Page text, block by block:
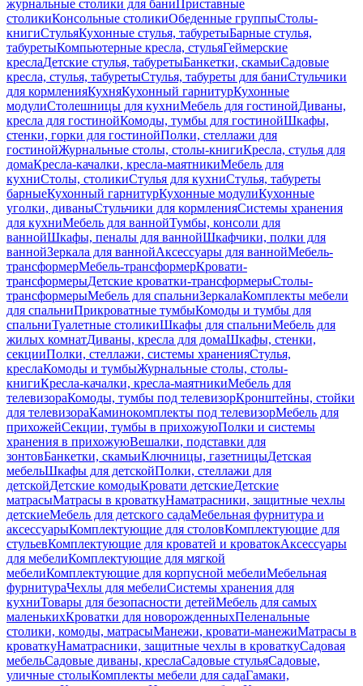
журнальные столики для баниПриставные
столикиКонсольные столикиОбеденные группыСтолы-
книгиСтульяКухонные стулья, табуретыБарные стулья,
табуретыКомпьютерные кресла, стульяГеймерские
креслаДетские стулья, табуретыБанкетки, скамьиСадовые
кресла, стулья, табуретыСтулья, табуреты для баниСтульчики
для кормленияКухняКухонный гарнитурКухонные
модулиСтолешницы для кухниМебель для гостинойДиваны,
кресла для гостинойКомоды, тумбы для гостинойШкафы,
стенки, горки для гостинойПолки, стеллажи для
гостинойЖурнальные столы, столы-книгиКресла, стулья для
домаКресла-качалки, кресла-маятникиМебель для
кухниСтолы, столикиСтулья для кухниСтулья, табуреты
барныеКухонный гарнитурКухонные модулиКухонные
уголки, диваныСтульчики для кормленияСистемы хранения
для кухниМебель для ваннойТумбы, консоли для
ваннойШкафы, пеналы для ваннойШкафчики, полки для
ваннойЗеркала для ваннойАксессуары для ваннойМебель-
трансформерМебель-трансформерКровати-
трансформерыДетские кроватки-трансформерыСтолы-
трансформерыМебель для спальниЗеркалаКомплекты мебели
для спальниПрикроватные тумбыКомоды и тумбы для
спальниТуалетные столикиШкафы для спальниМебель для
жилых комнатДиваны, кресла для домаШкафы, стенки,
секцииПолки, стеллажи, системы храненияСтулья,
креслаКомоды и тумбыЖурнальные столы, столы-
книгиКресла-качалки, кресла-маятникиМебель для
телевизораКомоды, тумбы под телевизорКронштейны, стойки
для телевизораКаминокомплекты под телевизорМебель для
прихожейСекции, тумбы в прихожуюПолки и системы
хранения в прихожуюВешалки, подставки для
зонтовБанкетки, скамьиКлючницы, газетницыДетская
мебельШкафы для детскойПолки, стеллажи для
детскойДетские комодыКровати детскиеДетские
матрасыМатрасы в кроваткуНаматрасники, защитные чехлы
детскиеМебель для детского садаМебельная фурнитура и
аксессуарыКомплектующие для столовКомплектующие для
стульевКомплектующие для кроватей и кроватокАксессуары
для мебелиКомплектующие для мягкой
мебелиКомплектующие для корпусной мебелиМебельная
фурнитураЧехлы для мебелиСистемы хранения для
кухниТовары для безопасности детейМебель для самых
маленькихКроватки для новорожденныхПеленальные
столики, комоды, матрасыМанежи, кровати-манежиМатрасы в
кроваткуНаматрасники, защитные чехлы в кроваткуСадовая
мебельСадовые диваны, креслаСадовые стульяСадовые,
уличные столыКомплекты мебели для садаГамаки,